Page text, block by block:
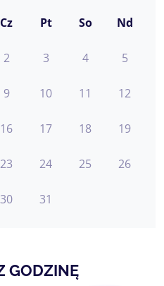
Cz Pt So Nd
2 3 4 5
9 10 11 12
16 17 18 19
23 24 25 26
30 31
GODZINĘ